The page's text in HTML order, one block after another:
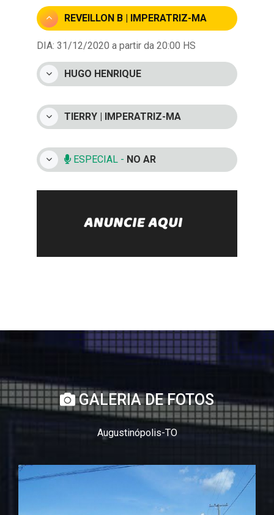
REVEILLON B | IMPERATRIZ-MA
DIA: 31/12/2020 a partir da 20:00 HS
HUGO HENRIQUE
TIERRY | IMPERATRIZ-MA
ESPECIAL - NO AR
GALERIA DE FOTOS
Augustinópolis-TO